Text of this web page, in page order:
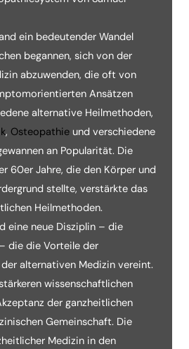
ein bedeutender Wandel
begannen, sich von der
abzuwenden, die oft von
Ansätzen
alternative Heilmethoden,
, Osteopathie und verschiedene
an Popularität. Die
60er Jahre, die den Körper und
stellte, verstärkte das
Heilmethoden.
eine neue Disziplin – die
die die Vorteile der
alternativen Medizin vereint.
wissenschaftlichen
der ganzheitlichen
Gemeinschaft. Die
Medizin in den